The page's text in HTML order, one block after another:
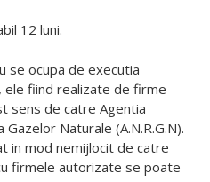
12 luni.
se ocupa de executia
ele fiind realizate de firme
sens de catre Agentia
Naturale (A.N.R.G.N).
in mod nemijlocit de catre
firmele autorizate se poate